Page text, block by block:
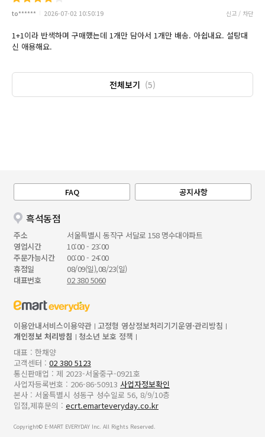
to****** 2026-07-02 10:50:19 신고 / 차단
1+1이라 반색하며 구매했는데 1개만 담아서 1개만 배송. 아쉽내요. 설탕대
신 애용해요.
전체보기 (5)
FAQ 공지사항
흑석동점
주소
서울특별시 동작구 서달로 158 명수대아파트
영업시간
10:00 - 23:00
주문가능시간
00:00 - 24:00
휴점일
08/09(일),08/23(일)
대표번호
02 380 5060
이용안내서비스이용약관 고정형 영상정보처리기기운영·관리방침
개인정보 처리방침
청소년 보호 정책
대표 : 한채양
고객센터 : 02 380 5123
통신판매업 : 제 2023-서울중구-0921호
사업자등록번호 : 206-86-50913 사업자정보확인
본사 : 서울특별시 성동구 성수일로 56, 8/9/10층
입점,제휴문의 : ecrt.emarteveryday.co.kr
Copyright© E-MART EVERYDAY Inc. All Rights Reserved.